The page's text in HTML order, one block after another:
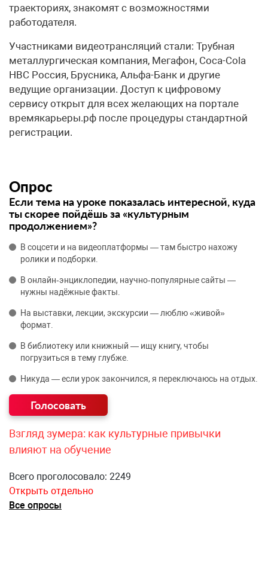
траекториях, знакомят с возможностями
работодателя.
Участниками видеотрансляций стали: Трубная
металлургическая компания, Мегафон, Coca-Cola
HBC Россия, Брусника, Альфа-Банк и другие
ведущие организации. Доступ к цифровому
сервису открыт для всех желающих на портале
времякарьеры.рф после процедуры стандартной
регистрации.
Опрос
Если тема на уроке показалась интересной, куда
ты скорее пойдёшь за «культурным
продолжением»?
В соцсети и на видеоплатформы — там быстро нахожу
ролики и подборки.
В онлайн‑энциклопедии, научно‑популярные сайты —
нужны надёжные факты.
На выставки, лекции, экскурсии — люблю «живой»
формат.
В библиотеку или книжный — ищу книгу, чтобы
погрузиться в тему глубже.
Никуда — если урок закончился, я переключаюсь на отдых.
Взгляд зумера: как культурные привычки
влияют на обучение
Всего проголосовало: 2249
Открыть отдельно
Все опросы